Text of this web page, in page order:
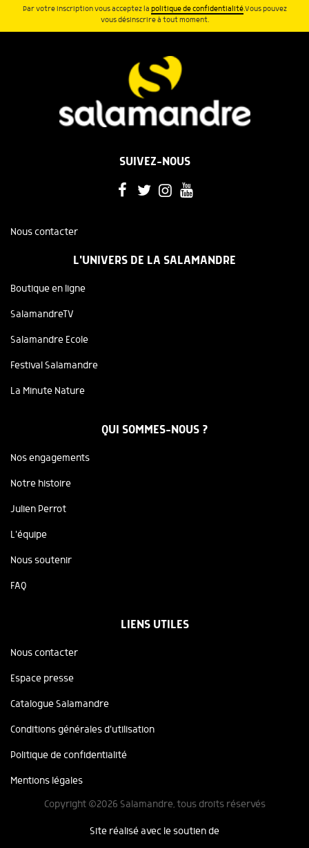
Par votre inscription vous acceptez la politique de confidentialité.Vous pouvez
vous désinscrire à tout moment.
SUIVEZ-NOUS
Nous contacter
L'UNIVERS DE LA SALAMANDRE
Boutique en ligne
SalamandreTV
Salamandre Ecole
Festival Salamandre
La Minute Nature
QUI SOMMES-NOUS ?
Nos engagements
Notre histoire
Julien Perrot
L'équipe
Nous soutenir
FAQ
LIENS UTILES
Nous contacter
Espace presse
Catalogue Salamandre
Conditions générales d'utilisation
Politique de confidentialité
Mentions légales
Copyright ©2026 Salamandre, tous droits réservés
Site réalisé avec le soutien de